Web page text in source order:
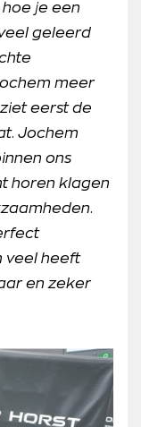
je een
geleerd
meer
eerst de
Jochem
ons
horen klagen
veel heeft
en zeker